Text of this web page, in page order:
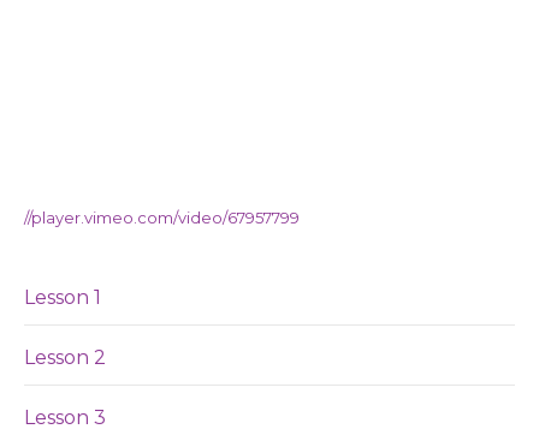
//player.vimeo.com/video/67957799
Lesson 1
Lesson 2
Lesson 3